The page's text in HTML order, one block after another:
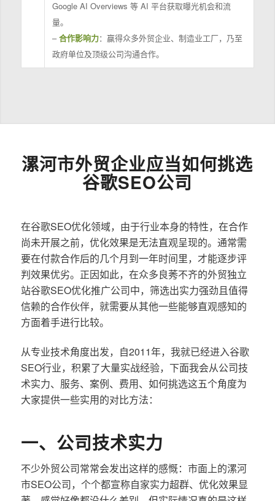
Google AI Overviews 等 AI 平台获取曝光机会和流
量。
–合作影响力：赢得众多外贸企业、制造业工厂，乃至
政府单位及顶级公司沟通合作。
漯河市外贸企业应当如何挑选
谷歌SEO公司
在谷歌SEO优化领域，由于行业本身的特性，在合作
尚未开展之前，优化效果是无法直观呈现的。通常需
要在付款合作后的几个月到一年时间里，才能逐步评
判效果优劣。正因如此，在众多良莠不齐的外贸独立
站谷歌SEO优化推广公司中，筛选出实力强劲且值得
信赖的合作伙伴，就需要从其他一些能够直观感知的
方面着手进行比较。
从专业技术角度出发，自2011年，我就已经进入谷歌
SEO行业，积累了大量实战经验，下面我会从公司技
术实力、服务、案例、费用、如何挑选这五个角度为
大家提供一些实用的对比方法：
一、公司技术实力
不少外贸公司常常会发出这样的感慨：市面上的漯河
市SEO公司，个个都宣称自家实力超群、优化效果显